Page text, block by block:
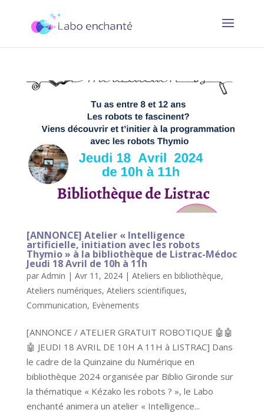
[ANNONCE] Atelier « Intelligence
artificielle, initiation avec les robots
Thymio » à la bibliothèque de Listrac-Médoc
Jeudi 18 Avril de 10h à 11h
par Admin | Avr 11, 2024| Ateliers en bibliothèque,
Ateliers numériques, Ateliers scientifiques,
Communication, Evènements
[ANNONCE / ATELIER GRATUIT ROBOTIQUE 🤖🤖
🤖 JEUDI 18 AVRIL DE 10H A 11H à LISTRAC] Dans
le cadre de la Quinzaine du Numérique en
bibliothèque 2024 organisée par Biblio Gironde sur
la thématique « Kézako les robots ? », le Labo
enchanté animera un atelier « Intelligence...